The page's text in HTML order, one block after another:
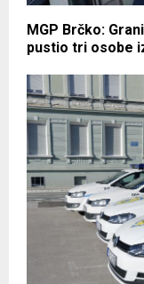
MGP Brčko:
pustio tri osobe